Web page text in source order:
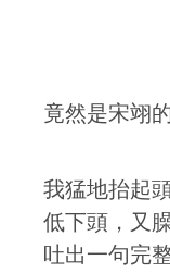
竟然是宋翊
我猛地抬起
低下頭，又
吐出一句完